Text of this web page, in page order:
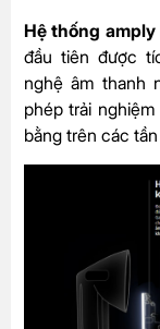
Hệ thống amply
đầu tiên được
nghệ âm thanh
phép trải
bằng trên các